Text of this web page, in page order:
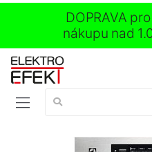
DOPRAVA
nákupu nad
Vyhledávání: